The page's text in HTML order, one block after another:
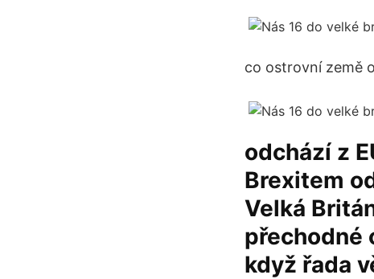
co ostrovní země
odchází z
Brexitem
Velká
přechodné
když řada